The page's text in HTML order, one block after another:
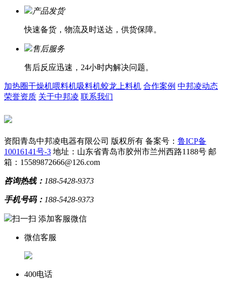
产品发货
快速备货，物流及时送达，供货保障。
售后服务
售后反应迅速，24小时内解决问题。
加热圈干燥机喂料机吸料机蛟龙上料机 合作案例 中邦凌动态
荣誉资质 关于中邦凌 联系我们
资阳青岛中邦凌电器有限公司 版权所有 备案号： 鲁ICP备
10016141号-3 地址：山东省青岛市胶州市兰州西路1188号 邮
箱：15589872666@126.com
咨询热线： 188-5428-9373
手机号码： 188-5428-9373
扫一扫 添加客服微信
微信客服
400电话